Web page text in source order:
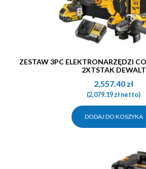
ZESTAW 3PC ELEKTRONARZĘDZI COMBO 18V 2×5.0AH
2XTSTAK DEWALT
2,557.40 zł
(2,079.19złnetto)
DODAJ DO KOSZYKA